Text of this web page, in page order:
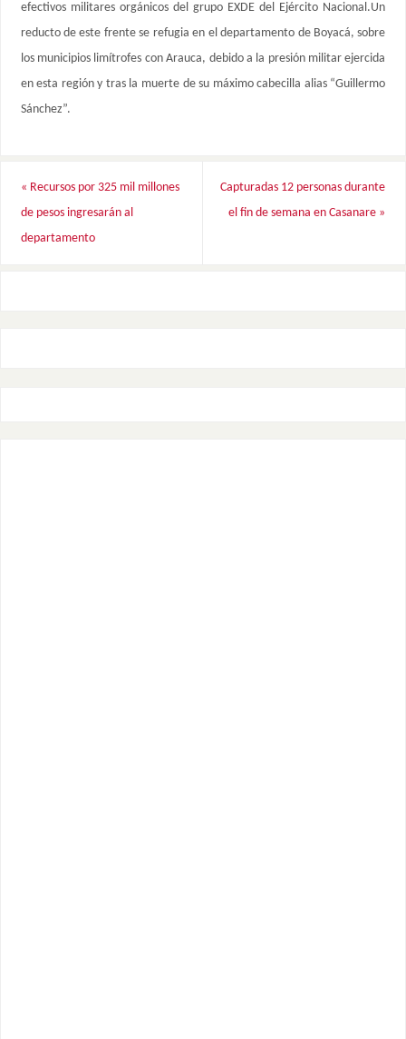
efectivos militares orgánicos del grupo EXDE del Ejército Nacional.Un
reducto de este frente se refugia en el departamento de Boyacá, sobre
los municipios limítrofes con Arauca, debido a la presión militar ejercida
en esta región y tras la muerte de su máximo cabecilla alias “Guillermo
Sánchez”.
« Recursos por 325 mil millones
de pesos ingresarán al
departamento
Capturadas 12 personas durante
el fin de semana en Casanare »